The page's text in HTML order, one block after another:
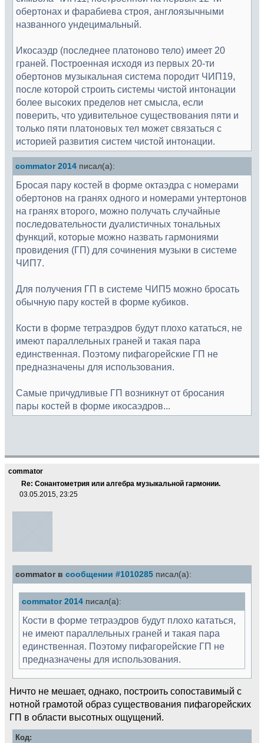
обертонах и фарабиева строя, англоязычными
названного ундецимальный.
Икосаэдр (последнее платоново тело) имеет 20
граней. Построенная исходя из первых 20-ти
обертонов музыкальная система породит ЧИП19,
после которой строить системы чистой интонации
более высоких пределов нет смысла, если
поверить, что удивительное существования пяти и
только пяти платоновых тел может связаться с
историей развития систем чистой интонации.
commator 2014 писал(а):
Бросая пару костей в форме октаэдра с номерами
обертонов на гранях одного и номерами унтертонов
на гранях второго, можно получать случайные
последовательности дуалистичных тональных
функций, которые можно назвать гармониями
провидения (ГП) для сочинения музыки в системе
ЧИП7.
Для получения ГП в системе ЧИП5 можно бросать
обычную пару костей в форме кубиков.
Кости в форме тетраэдров будут плохо кататься, не
имеют параллельных граней и такая пара
единственная. Поэтому пифагорейские ГП не
предназначены для использования.
Самые причудливые ГП возникнут от бросания
пары костей в форме икосаэдров...
commator
Re: Сонантометрия или алгебра музыкальной гармонии.
03.05.2015, 23:25
commator в сообщении #1010285 писал(а):
commator 2014 писал(а):
Кости в форме тетраэдров будут плохо кататься,
не имеют параллельных граней и такая пара
единственная. Поэтому пифагорейские ГП не
предназначены для использования.
Ничто не мешает, однако, построить сопоставимый с
нотной грамотой образ существования пифагорейских
ГП в области высотных ощущений.
Код: